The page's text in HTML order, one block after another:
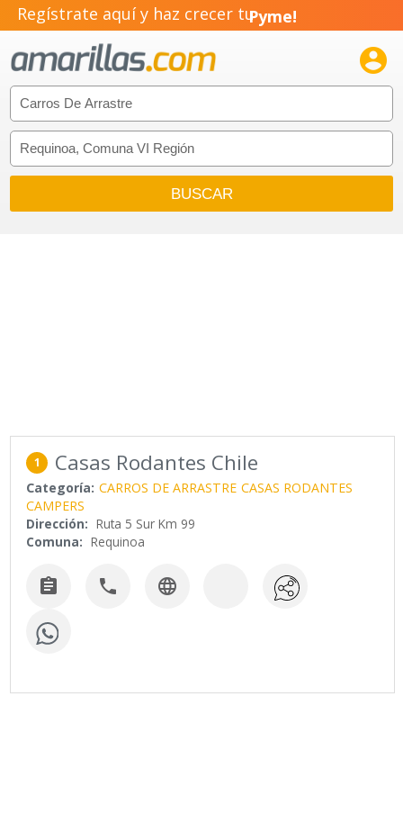
Regístrate aquí y haz crecer tuPyme!
Emprendimiento!

1 Casas Rodantes Chile
Categoría: CARROS DE ARRASTRE CASAS RODANTES
CAMPERS
Dirección: Ruta 5 Sur Km 99
Comuna: Requinoa
  